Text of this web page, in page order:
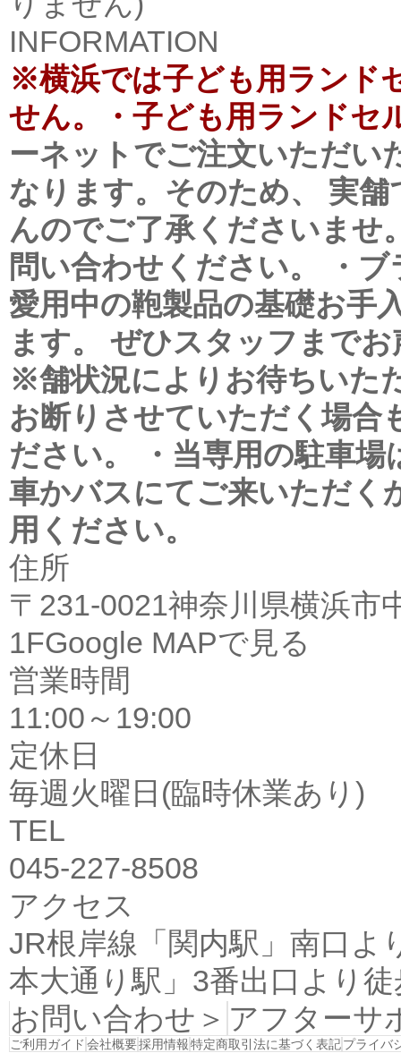
INFORMATION
※横浜では子ども用ランド
せん。・子ども用ランドセ
ーネットでご注文いただい
なります。そのため、 実
んのでご了承くださいませ
問い合わせください。
・
愛用中の鞄製品の基礎お手
ます。 ぜひスタッフまで
※舗状況によりお待ちいた
お断りさせていただく場合
ださい。
・当専用の駐車
車かバスにてご来いただく
用ください。
住所
〒231-0021神奈川県横浜
1FGoogle MAPで見る
営業時間
11:00～19:00
定休日
毎週火曜日(臨時休業あり)
TEL
045-227-8508
アクセス
JR根岸線「関内駅」南口よ
本大通り駅」3番出口より
お問い合わせ＞ アフターサ
ご利用ガイド 会社概要採用情報特定商取引法に基づく表記プライバ